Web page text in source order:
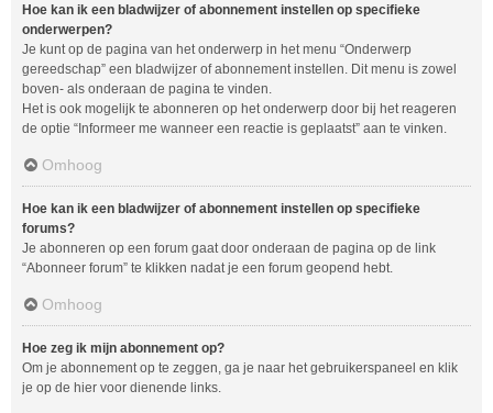
Hoe kan ik een bladwijzer of abonnement instellen op specifieke
onderwerpen?
Je kunt op de pagina van het onderwerp in het menu “Onderwerp
gereedschap” een bladwijzer of abonnement instellen. Dit menu is zowel
boven- als onderaan de pagina te vinden.
Het is ook mogelijk te abonneren op het onderwerp door bij het reageren
de optie “Informeer me wanneer een reactie is geplaatst” aan te vinken.
Omhoog
Hoe kan ik een bladwijzer of abonnement instellen op specifieke
forums?
Je abonneren op een forum gaat door onderaan de pagina op de link
“Abonneer forum” te klikken nadat je een forum geopend hebt.
Omhoog
Hoe zeg ik mijn abonnement op?
Om je abonnement op te zeggen, ga je naar het gebruikerspaneel en klik
je op de hier voor dienende links.